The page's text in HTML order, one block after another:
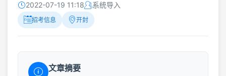
2022-07-19 11:18 系统导入
招考信息 开封
文章摘要